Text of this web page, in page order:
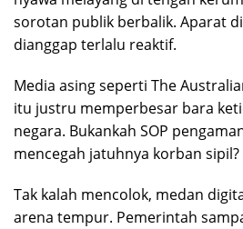
sorotan publik berbalik. Aparat
dianggap terlalu reaktif.
Media asing seperti The
itu justru memperbesar bara
negara. Bukankah SOP
mencegah jatuhnya korban sipil?
Tak kalah mencolok, medan
arena tempur. Pemerintah